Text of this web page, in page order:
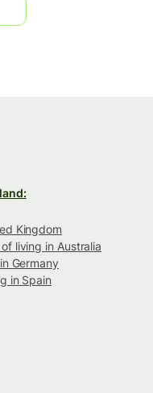
Kingdom
living in Australia
Germany
in Spain